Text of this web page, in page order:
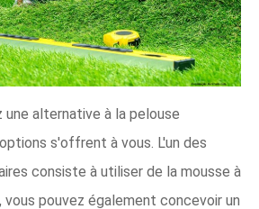
une alternative à la pelouse
s'offrent à vous. L'un des
consiste à utiliser de la mousse à
vous pouvez également concevoir un